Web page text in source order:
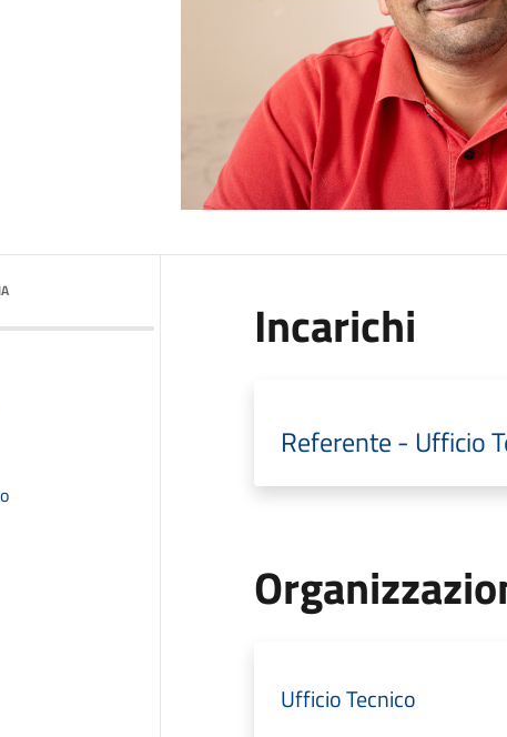
Incarichi
Referente - Ufficio
Ufficio Tecnico